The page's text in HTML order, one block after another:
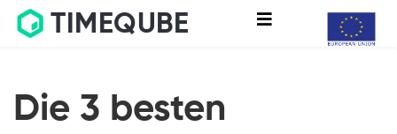
TIMEQUBE
Die 3 besten